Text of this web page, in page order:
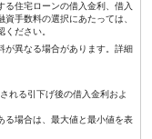
る住宅ローンの借入金利、借入
手数料の選択にあたっては、
ださい。
が異なる場合があります。詳細
れる引下げ後の借入金利およ
る場合は、最大値と最小値を表